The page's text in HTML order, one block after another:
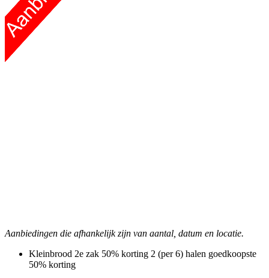
Aanbiedingen die afhankelijk zijn van aantal, datum en locatie.
Kleinbrood 2e zak 50% korting 2 (per 6) halen goedkoopste
50% korting